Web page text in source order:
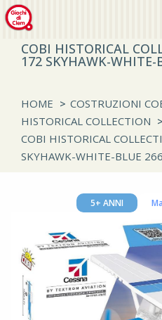
COBI HISTORICAL
172 SKYHAWK-WHITE-
HOME > COSTRUZIONI
HISTORICAL COLLECTION >
COBI HISTORICAL
SKYHAWK-WHITE-BLUE
5+ ANNI